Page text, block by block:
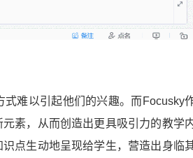
难以引起他们的兴趣。而Focusky
素，从而创造出更具吸引力的教学
点生动地呈现给学生，营造出身临